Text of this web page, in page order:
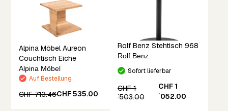
Alpina Möbel Aureon
Couchtisch Eiche
Alpina Möbel
Auf Bestellung
CHF 713.46CHF 535.00
Rolf Benz Stehtisch 968
Rolf Benz
Sofort lieferbar
CHF 1
´503.00
CHF 1
´052.00